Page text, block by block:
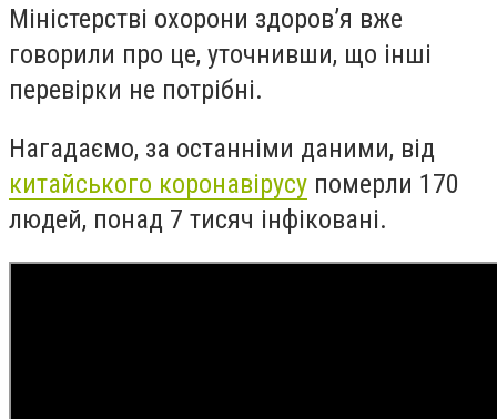
Міністерстві охорони здоров’я вже
говорили про це, уточнивши, що інші
перевірки не потрібні.
Нагадаємо, за останніми даними, від
китайського коронавірусу померли 170
людей, понад 7 тисяч інфіковані.